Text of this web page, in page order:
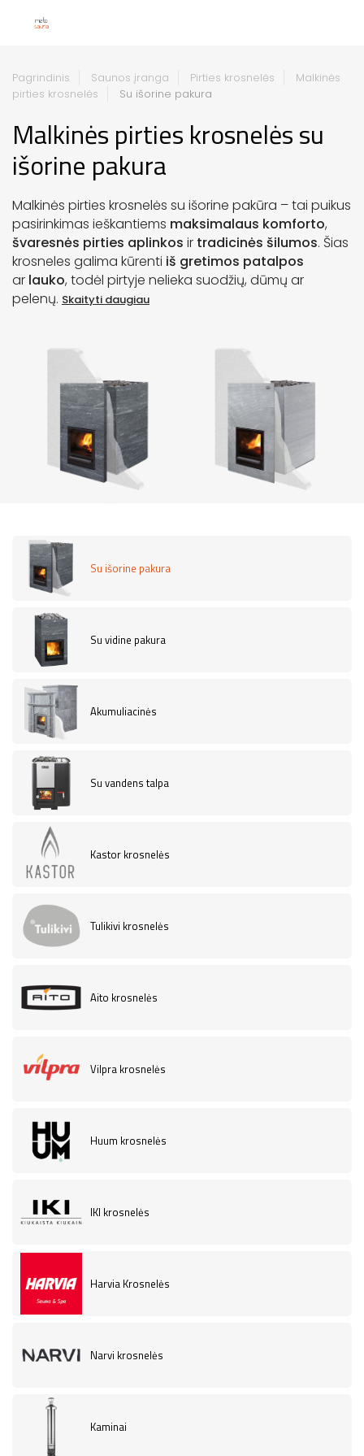
Pagrindinis Saunos įranga Pirties krosnelės
Malkinės
pirties krosnelės
Su išorine pakura
Malkinės pirties krosnelės su
išorine pakura
Malkinės pirties krosnelės su išorine pakūra – tai puikus
pasirinkimas ieškantiems maksimalaus komforto,
švaresnės pirties aplinkos ir tradicinės šilumos. Šias
krosneles galima kūrenti iš gretimos patalpos
arlauko, todėl pirtyje nelieka suodžių, dūmų ar
pelenų. Skaityti daugiau
Su išorine pakura
Su vidine pakura
Akumuliacinės
Su vandens talpa
Kastor krosnelės
Tulikivi krosnelės
Aito krosnelės
Vilpra krosnelės
Huum krosnelės
IKI krosnelės
Harvia Krosnelės
Narvi krosnelės
Kaminai